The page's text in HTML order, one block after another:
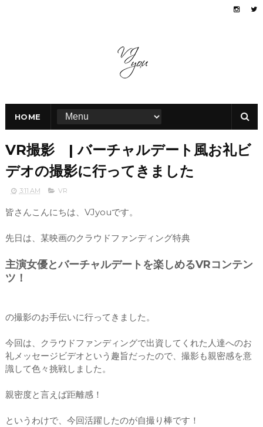
HOME
VR撮影 | バーチャルデート風お礼ビ
デオの撮影に行ってきました
3:11 AM VR
皆さんこんにちは、VJyouです。
先日は、某映画のクラウドファンディング特典
主演女優とバーチャルデートを楽しめるVRコンテン
ツ！
の撮影のお手伝いに行ってきました。
今回は、クラウドファンディングで出資してくれた人達へのお
礼メッセージビデオという趣旨だったので、撮影も親密感を意
識して色々挑戦しました。
親密度と言えば距離感！
というわけで、今回活躍したのが自撮り棒です！